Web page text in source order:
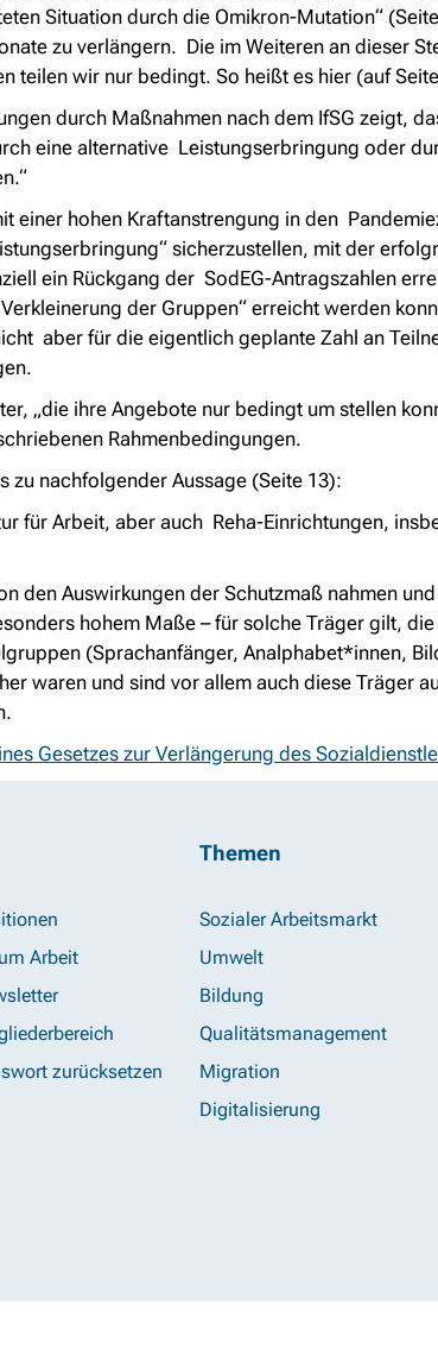
Situation durch die Omikron-Mutation“
zu verlängern. Die im Weiteren an dieser
teilen wir nur bedingt. So heißt es hier (auf
durch Maßnahmen nach dem IfSG zeigt,
eine alternative Leistungserbringung oder
einer hohen Kraftanstrengung in den
“ sicherzustellen, mit der
ein Rückgang der SodEG-Antragszahlen
der Gruppen“ erreicht werden
aber für die eigentlich geplante Zahl an
„die ihre Angebote nur bedingt um stellen
Rahmenbedingungen.
nachfolgender Aussage (Seite 13):
für Arbeit, aber auch Reha-Einrichtungen,
den Auswirkungen der Schutzmaß nahmen
hohem Maße – für solche Träger gilt,
(Sprachanfänger, Analphabet*innen,
waren und sind vor allem auch diese Träger
Gesetzes zur Verlängerung des
Arbeit
zurücksetzen
Themen
Sozialer Arbeitsmarkt
Umwelt
Bildung
Qualitätsmanagement
Migration
Digitalisierung